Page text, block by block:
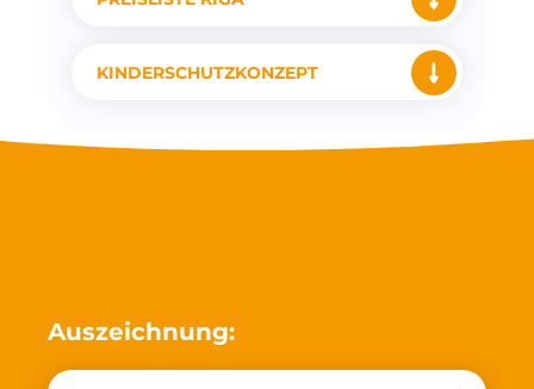
KINDERSCHUTZKONZEPT
Auszeichnung: